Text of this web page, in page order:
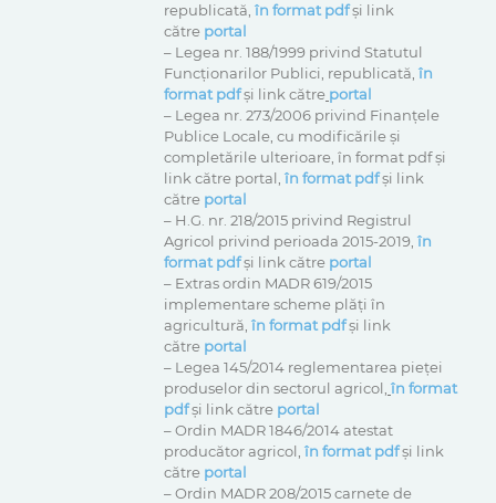
republicată, în format pdfși link
către portal
– Legea nr. 188/1999 privind Statutul
Funcționarilor Publici, republicată, în
format pdfși link către portal
– Legea nr. 273/2006 privind Finanțele
Publice Locale, cu modificările și
completările ulterioare, în format pdf și
link către portal, în format pdfși link
către portal
– H.G. nr. 218/2015 privind Registrul
Agricol privind perioada 2015-2019, în
format pdfși link către portal
– Extras ordin MADR 619/2015
implementare scheme plăți în
agricultură, în format pdfși link
către portal
– Legea 145/2014 reglementarea pieței
produselor din sectorul agricol, în format
pdfși link către portal
– Ordin MADR 1846/2014 atestat
producător agricol, în format pdfși link
către portal
– Ordin MADR 208/2015 carnete de